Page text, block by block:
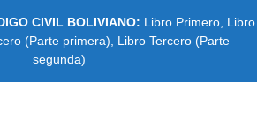
CIVIL BOLIVIANO: Libro Primero Libro
(Parte primera)
Libro Tercero (Parte
segunda)